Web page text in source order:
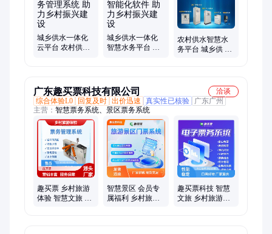
水管网监测、水资源取水计量监测、水电站生态流量监测、山洪
灾害监测、智能井盖、智能取水栓、智能取水机、地质灾害监
测、海绵城市
城乡供水一体化
云平台 农村供水
城乡供水一体化
智慧水务平台 农
农村供水智慧水
务平台 城乡供 水
广东趣买票科技有限公司
洽谈
综合体验L0
回复及时 出价迅速 真实性已核验
广东广州
主营： 智慧票务系统、景区票务系统
趣买票 乡村旅游
体验 智慧文旅 安
智慧景区 会员专
属福利 乡村旅游
趣买票科技 智慧
文旅 乡村旅游体